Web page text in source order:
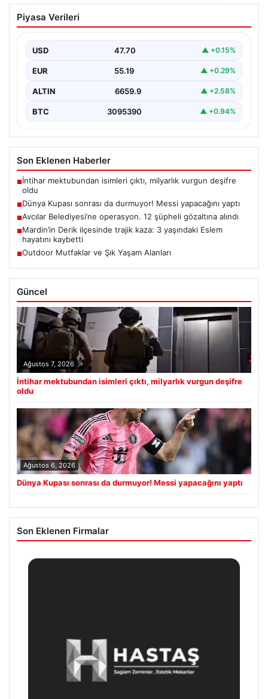
Dünya Kupası sonrası da durmuyor!
Messi yapacağını yaptı
Piyasa Verileri
USD 47.70 ▲ +0.15%
EUR 55.19 ▲ +0.29%
ALTIN 6659.9 ▲ +2.58%
BTC 3095390 ▲ +0.94%
Son Eklenen Haberler
■İntihar mektubundan isimleri çıktı, milyarlık vurgun deşifre
oldu
■Dünya Kupası sonrası da durmuyor! Messi yapacağını yaptı
■Avcılar Belediyesi’ne operasyon. 12 şüpheli gözaltına alındı
■Mardin’in Derik ilçesinde trajik kaza: 3 yaşındaki Eslem
hayatını kaybetti
■Outdoor Mutfaklar ve Şık Yaşam Alanları
Güncel
Ağustos 7, 2026
İntihar mektubundan isimleri çıktı, milyarlık vurgun deşifre
oldu
Ağustos 6, 2026
Dünya Kupası sonrası da durmuyor! Messi yapacağını yaptı
Son Eklenen Firmalar